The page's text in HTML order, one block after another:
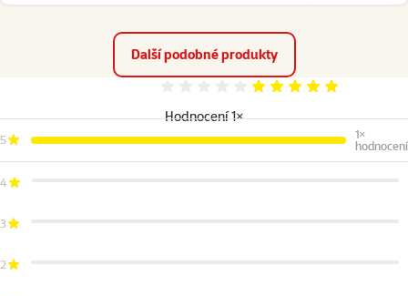
Další podobné produkty
Hodnocení 1×
Hodnocení 100%
5
1×
hodnocení
4
3
2